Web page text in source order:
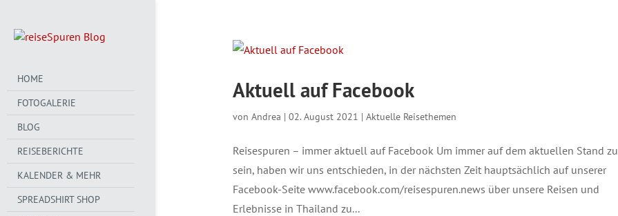
HOME
FOTOGALERIE
BLOG
REISEBERICHTE
KALENDER & MEHR
SPREADSHIRT SHOP
Aktuell auf Facebook
von Andrea | 02. August 2021 | Aktuelle Reisethemen
Reisespuren – immer aktuell auf Facebook Um immer auf dem aktuellen Stand zu
sein, haben wir uns entschieden, in der nächsten Zeit hauptsächlich auf unserer
Facebook-Seite www.facebook.com/reisespuren.news über unsere Reisen und
Erlebnisse in Thailand zu...